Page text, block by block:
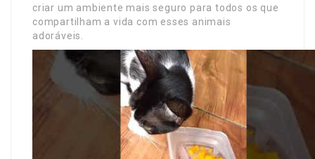
criar um ambiente mais seguro para todos os que
compartilham a vida com esses animais
adoráveis.